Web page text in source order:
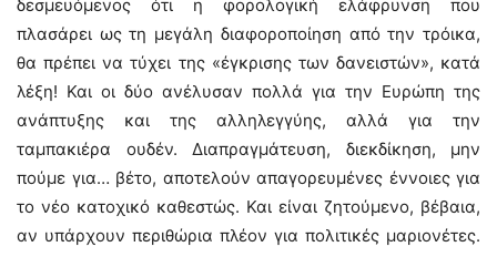
δεσμευόμενος ότι η φορολογική ελάφρυνση που
πλασάρει ως τη μεγάλη διαφοροποίηση από την τρόικα,
θα πρέπει να τύχει της «έγκρισης των δανειστών», κατά
λέξη! Και οι δύο ανέλυσαν πολλά για την Ευρώπη της
ανάπτυξης και της αλληλεγγύης, αλλά για την
ταμπακιέρα ουδέν. Διαπραγμάτευση, διεκδίκηση, μην
πούμε για… βέτο, αποτελούν απαγορευμένες έννοιες για
το νέο κατοχικό καθεστώς. Και είναι ζητούμενο, βέβαια,
αν υπάρχουν περιθώρια πλέον για πολιτικές μαριονέτες.